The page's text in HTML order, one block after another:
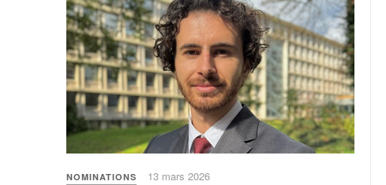
NOMINATIONS 13 mars 2026